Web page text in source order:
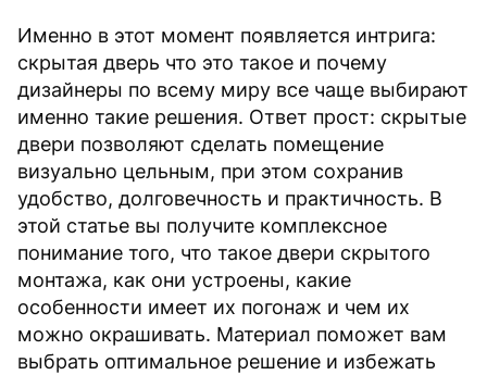
Именно в этот момент появляется интрига:
скрытая дверь что это такое и почему
дизайнеры по всему миру все чаще выбирают
именно такие решения. Ответ прост: скрытые
двери позволяют сделать помещение
визуально цельным, при этом сохранив
удобство, долговечность и практичность. В
этой статье вы получите комплексное
понимание того, что такое двери скрытого
монтажа, как они устроены, какие
особенности имеет их погонаж и чем их
можно окрашивать. Материал поможет вам
выбрать оптимальное решение и избежать